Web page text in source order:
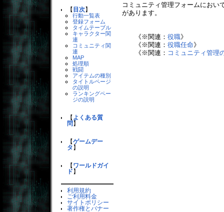
【目次】
行動一覧表
登録フォーム
タイムテーブル
キャラクター関
連
コミュニティ関
連
MAP
処理順
戦闘
アイテムの種別
タイトルページ
の説明
ランキングペー
ジの説明
【 よくある質
問】
【ゲームデー
タ】
【ワールドガイ
ド】
利用規約
ご利用料金
サイトポリシー
著作権とバナー
コミュニティ管理フォームにおい
があります。
《※関連：役職》
《※関連：役職任命》
《※関連： コミュニティ管理